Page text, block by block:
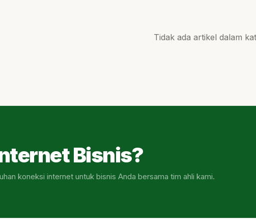
Tidak ada artikel dalam
Bisnis?
koneksi internet untuk bisnis Anda bersama tim ahli kami.